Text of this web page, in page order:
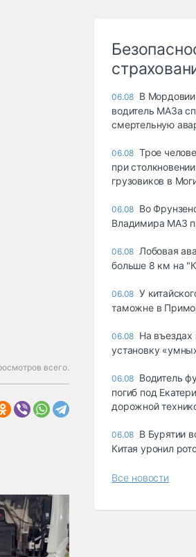
всего.
06.08 В
водитель МАЗа
смертельную
06.08 Трое
при
грузовиков в
06.08 Во
Владимира МАЗ
06.08 Лобовая
больше 8 км на
06.08 У
таможне в
06.08 Ha
ycтaнoвкy
06.08 Водитель
погиб под
дорожной
06.08 В Бурятии
Китая уронил
Все новости